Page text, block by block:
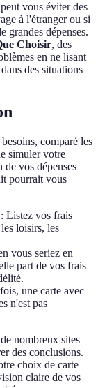
vous éviter des
à l'étranger ou si
grandes dépenses.
Choisir, des
en ne lisant
des situations
comparé les
simuler votre
vos dépenses
pourrait vous
: Listez vos frais
loisirs, les
vous seriez en
part de vos frais
une carte avec
n'est pas
nombreux sites
des conclusions.
choix de carte
claire de vos